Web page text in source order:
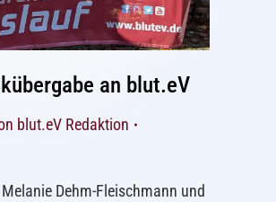
an blut.eV
blut.eV Redaktion
Dehm-Fleischmann und